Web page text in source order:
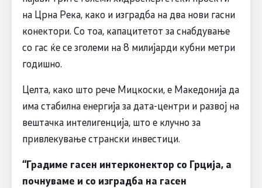
на Црна Река, како и изградба на два нови гасни
конектори. Со тоа, капацитетот за снабдување
со гас ќе се зголеми на 8 милијарди кубни метри
годишно.
Целта, како што рече Мицкоски, е Македонија да
има стабилна енергија за дата-центри и развој на
вештачка интелигенција, што е клучно за
привлекување странски инвестици.
“Градиме гасен интерконектор со Грција, а
почнуваме и со изградба на гасен